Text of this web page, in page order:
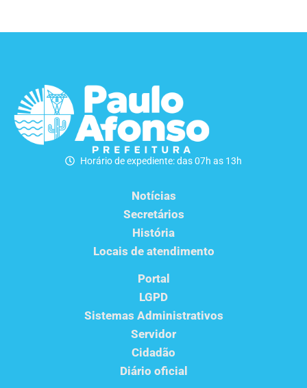
Horário de expediente: das 07h as 13h
Notícias
Secretários
História
Locais de atendimento
Portal
LGPD
Sistemas Administrativos
Servidor
Cidadão
Diário oficial